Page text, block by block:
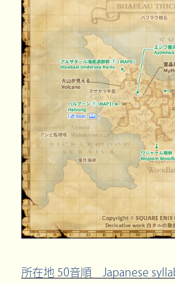
所在地 50音順 Japanese